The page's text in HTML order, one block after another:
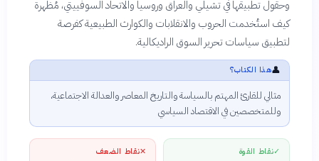
وحقول تطبيقها في تشيلي والعراق وروسيا والاتحاد السوفييتي، مُظهرة
كيف استُخدمت الحروب والانقلابات والكوارث الطبيعية كفرصة
لتطبيق سياسات تحرير السوق الراديكالية.
👤هذا الكتاب؟
مثالي للقارئ المهتم بالسياسة والتاريخ المعاصر والعدالة الاجتماعية،
وللمتخصصين في الاقتصاد السياسي
✓نقاط القوة ✕نقاط الضعف